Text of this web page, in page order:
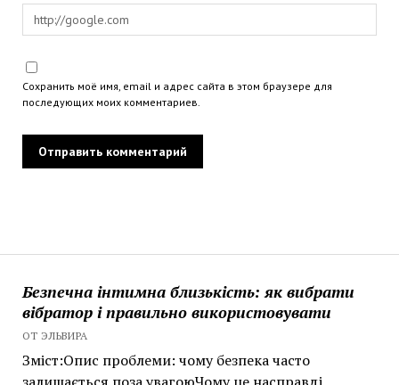
Безпечна інтимна близькість: як вибрати
вібратор і правильно використовувати
ОТ ЭЛЬВИРА
Зміст:Опис проблеми: чому безпека часто
Сохранить моё имя, email и адрес сайта в этом браузере для
последующих моих комментариев.